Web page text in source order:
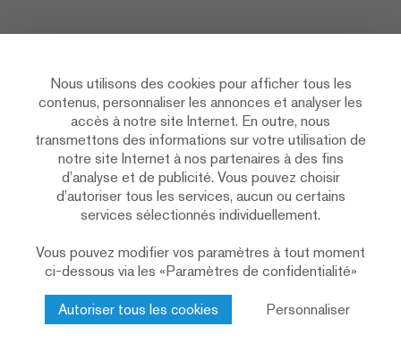
Nous utilisons des cookies pour afficher tous les
contenus, personnaliser les annonces et analyser les
accès à notre site Internet. En outre, nous
transmettons des informations sur votre utilisation de
notre site Internet à nos partenaires à des fins
d’analyse et de publicité. Vous pouvez choisir
d’autoriser tous les services, aucun ou certains
services sélectionnés individuellement.
Vous pouvez modifier vos paramètres à tout moment
ci-dessous via les «Paramètres de confidentialité»
Autoriser tous les cookies Personnaliser